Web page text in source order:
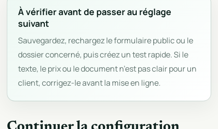
À vérifier avant de passer au réglage
suivant
Sauvegardez, rechargez le formulaire public ou le
dossier concerné, puis créez un test rapide. Si le
texte, le prix ou le document n’est pas clair pour un
client, corrigez-le avant la mise en ligne.